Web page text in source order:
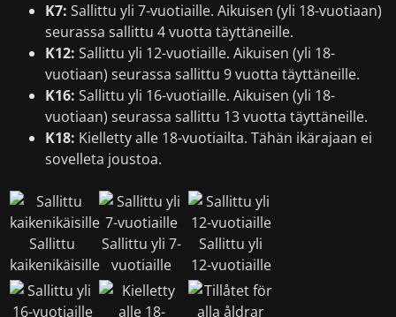
K7: Sallittu yli 7-vuotiaille. Aikuisen (yli 18-vuotiaan)
seurassa sallittu 4 vuotta täyttäneille.
K12: Sallittu yli 12-vuotiaille. Aikuisen (yli 18-
vuotiaan) seurassa sallittu 9 vuotta täyttäneille.
K16: Sallittu yli 16-vuotiaille. Aikuisen (yli 18-
vuotiaan) seurassa sallittu 13 vuotta täyttäneille.
K18: Kielletty alle 18-vuotiailta. Tähän ikärajaan ei
sovelleta joustoa.
Sallittu
kaikenikäisille
Sallittu yli 7-
vuotiaille
Sallittu yli
12-vuotiaille